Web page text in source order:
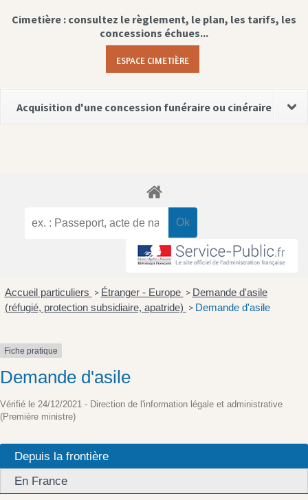
Cimetière : consultez le règlement, le plan, les tarifs, les
concessions échues...
ESPACE CIMETIÈRE
Acquisition d'une concession funéraire ou cinéraire
Accueil particuliers > Étranger - Europe > Demande d'asile
(réfugié, protection subsidiaire, apatride) > Demande d'asile
Fiche pratique
Demande d'asile
Vérifié le 24/12/2021 - Direction de l'information légale et administrative
(Première ministre)
Depuis la frontière
En France